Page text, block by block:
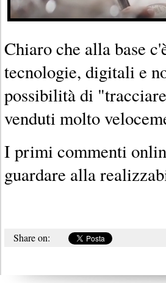
Chiaro che alla base
tecnologie, digitali e
possibilità di
venduti molto
I primi commenti
guardare alla
Share on: